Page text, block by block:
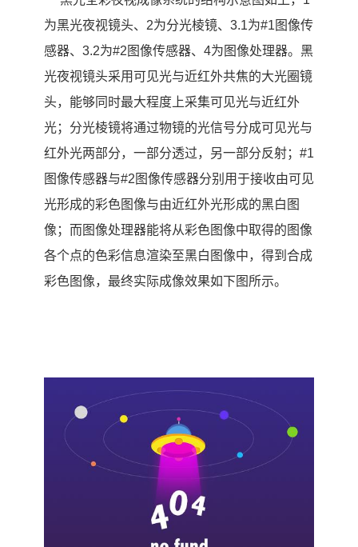
为黑光夜视镜头、2为分光棱镜、3.1为#1图像传
感器、3.2为#2图像传感器、4为图像处理器。黑
光夜视镜头采用可见光与近红外共焦的大光圈镜
头，能够同时最大程度上采集可见光与近红外
光；分光棱镜将通过物镜的光信号分成可见光与
红外光两部分，一部分透过，另一部分反射；#1
图像传感器与#2图像传感器分别用于接收由可见
光形成的彩色图像与由近红外光形成的黑白图
像；而图像处理器能将从彩色图像中取得的图像
各个点的色彩信息渲染至黑白图像中，得到合成
彩色图像，最终实际成像效果如下图所示。